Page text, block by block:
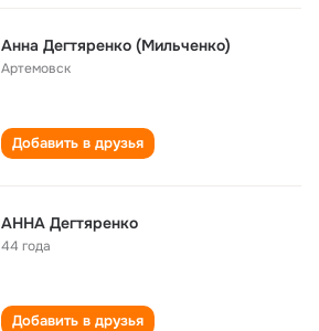
Анна Дегтяренко (Мильченко)
Артемовск
Добавить в друзья
АННА Дегтяренко
44 года
Добавить в друзья